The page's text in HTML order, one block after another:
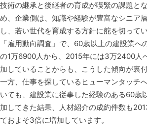
技術の継承と後継者の育成が喫緊の課題と
め、企業側は、知識や経験が豊富なシニア
し、若い世代を育成する方針に舵を切って
「雇用動向調査」で、60歳以上の建設業へ
の1万6900人から、2015年には3万2400人
加していることからも、こうした傾向が裏
一方、仕事を探しているヒューマンタッチ
いても、建設業に従事した経験のある60歳
加してきた結果、人材紹介の成約件数も
ておよそ3倍に増加しています。